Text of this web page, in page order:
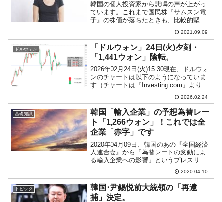
韓国の個人投資家から悲鳴の声が上がっ
ています。これまで国民株『サムスン電
子』の株価が落ちたときも、比較的堅調
を保っていたITプラットフォーム企業の
株価が暴落したからです。具体的には、
個人投資家からも資金投入が多い
『Naver（ネイバー）』『...
2021.09.09
ドルウォン
「ドルウォン」24日(火)夕刻・
「1,441ウォン」陰転。
2026年02月24日(火)15:30現在、ドルウォ
ンのチャートは以下のようになっていま
す（チャートは『Investing.com』より引
用）。ウォン安方向に伸びません。現在
のところ「1ドル＝1,441ウォン」近辺の
攻防となっています。ロー...
2026.02.24
基礎知識
韓国「輸入企業」の予想為替レー
ト「1,266ウォン」！これでは全
企業「赤字」です
2020年04月09日、韓国のあの『全国経済
人連合会』から「為替レートの変動によ
る輸入企業への影響」というプレスリリ
ースが出ました。韓国の輸入企業に、
①2020年の事業計画を策定した時に想定
していたドルウォンレートはいくらか
②「損益分岐ポイ...
2020.04.10
トピック
韓国･尹錫悦前大統領の「再逮
捕」決定。